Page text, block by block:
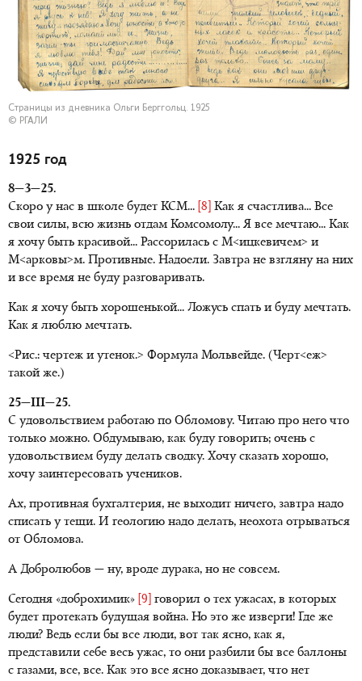
Страницы из дневника Ольги Берггольц. 1925
© РГАЛИ
1925 год
8—3—25.
Скоро у нас в школе будет КСМ... [8] Как я счастлива... Все
свои силы, всю жизнь отдам Комсомолу... Я все мечтаю... Как
я хочу быть красивой... Рассорилась с М<ицкевичем> и
М<арковы>м. Противные. Надоели. Завтра не взгляну на них
и все время не буду разговаривать.
Как я хочу быть хорошенькой... Ложусь спать и буду мечтать.
Как я люблю мечтать.
<Рис.: чертеж и утенок.> Формула Мольвейде. (Черт<еж>
такой же.)
25—III—25.
С удовольствием работаю по Обломову. Читаю про него что
только можно. Обдумываю, как буду говорить; очень с
удовольствием буду делать сводку. Хочу сказать хорошо,
хочу заинтересовать учеников.
Ах, противная бухгалтерия, не выходит ничего, завтра надо
списать у тещи. И геологию надо делать, неохота отрываться
от Обломова.
А Добролюбов — ну, вроде дурака, но не совсем.
Сегодня «доброхимик» [9] говорил о тех ужасах, в которых
будет протекать будущая война. Но это же изверги! Где же
люди? Ведь если бы все люди, вот так ясно, как я,
представили себе весь ужас, то они разбили бы все баллоны
с газами, все, все. Как это все ясно доказывает, что нет